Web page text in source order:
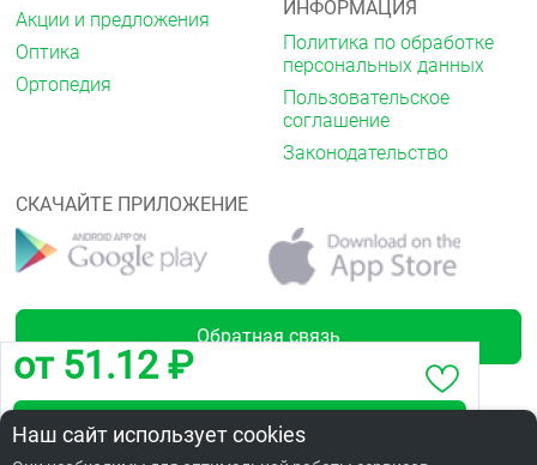
от 51.12 ₽
Забронировать по адресу ул. Бархатовой, 4
Акции и предложения
Оптика
Ортопедия
ИНФОРМАЦИЯ
Политика по обработке
персональных данных
Пользовательское
соглашение
Законодательство
СКАЧАЙТЕ ПРИЛОЖЕНИЕ
Обратная связь
Лицензии
Наш сайт использует cookies